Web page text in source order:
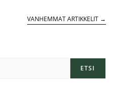
VANHEMMAT ARTIKKELIT →
ETSI